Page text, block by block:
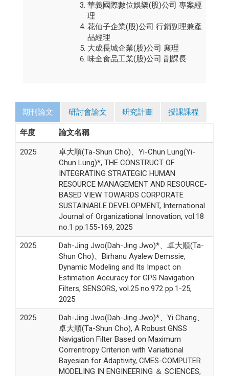
華義國際數位娛樂(股)公司 專案經
理
花仙子企業(股)公司 行銷副理兼產
品經理
大成長城企業(股)公司 襄理
味全食品工業(股)公司 副課長
期刊論文 研討會論文 研究計畫 授課課程
年度 論文名稱
2025
卓大順(Ta-Shun Cho)、Yi-Chun Lung(Yi-
Chun Lung)*, THE CONSTRUCT OF
INTEGRATING STRATEGIC HUMAN
RESOURCE MANAGEMENT AND RESOURCE-
BASED VIEW TOWARDS CORPORATE
SUSTAINABLE DEVELOPMENT, International
Journal of Organizational Innovation, vol.18
no.1 pp.155-169, 2025
2025
Dah-Jing Jwo(Dah-Jing Jwo)*、卓大順(Ta-
Shun Cho)、Birhanu Ayalew Demssie,
Dynamic Modeling and Its Impact on
Estimation Accuracy for GPS Navigation
Filters, SENSORS, vol.25 no.972 pp.1-25,
2025
2025
Dah-Jing Jwo(Dah-Jing Jwo)*、Yi Chang、
卓大順(Ta-Shun Cho), A Robust GNSS
Navigation Filter Based on Maximum
Correntropy Criterion with Variational
Bayesian for Adaptivity, CMES-COMPUTER
MODELING IN ENGINEERING ＆ SCIENCES,